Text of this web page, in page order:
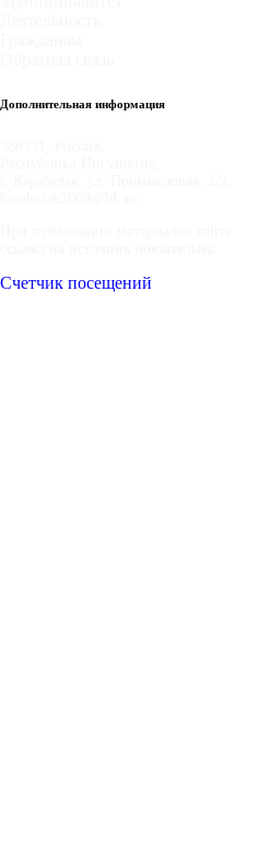
Дополнительная информация
Счетчик посещений